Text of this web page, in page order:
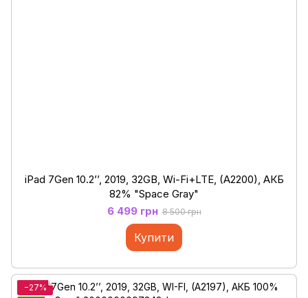
iPad 7Gen 10.2’’, 2019, 32GB, Wi-Fi+LTE, (A2200), АКБ
82% "Space Gray"
6 499 грн 8 500 грн
Купити
−27%